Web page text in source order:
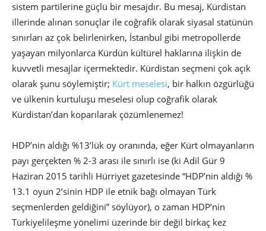
sistem partilerine güçlü bir mesajdır. Bu mesaj, Kürdistan
illerinde alınan sonuçlar ile coğrafik olarak siyasal statünün
sınırları az çok belirlenirken, İstanbul gibi metropollerde
yaşayan milyonlarca Kürdün kültürel haklarına ilişkin de
kuvvetli mesajlar içermektedir. Kürdistan seçmeni çok açık
olarak şunu söylemiştir; Kürt meselesi, bir halkın özgürlüğü
ve ülkenin kurtuluşu meselesi olup coğrafik olarak
Kürdistan’dan koparılarak çözümlenemez!
HDP’nin aldığı %13’lük oy oranında, eğer Kürt olmayanların
payı gerçekten % 2-3 arası ile sınırlı ise (ki Adil Gür 9
Haziran 2015 tarihli Hürriyet gazetesinde “HDP’nin aldığı %
13.1 oyun 2’sinin HDP ile etnik bağı olmayan Türk
seçmenlerden geldiğini” söylüyor), o zaman HDP’nin
Türkiyelileşme yönelimi üzerinde bir değil birkaç kez